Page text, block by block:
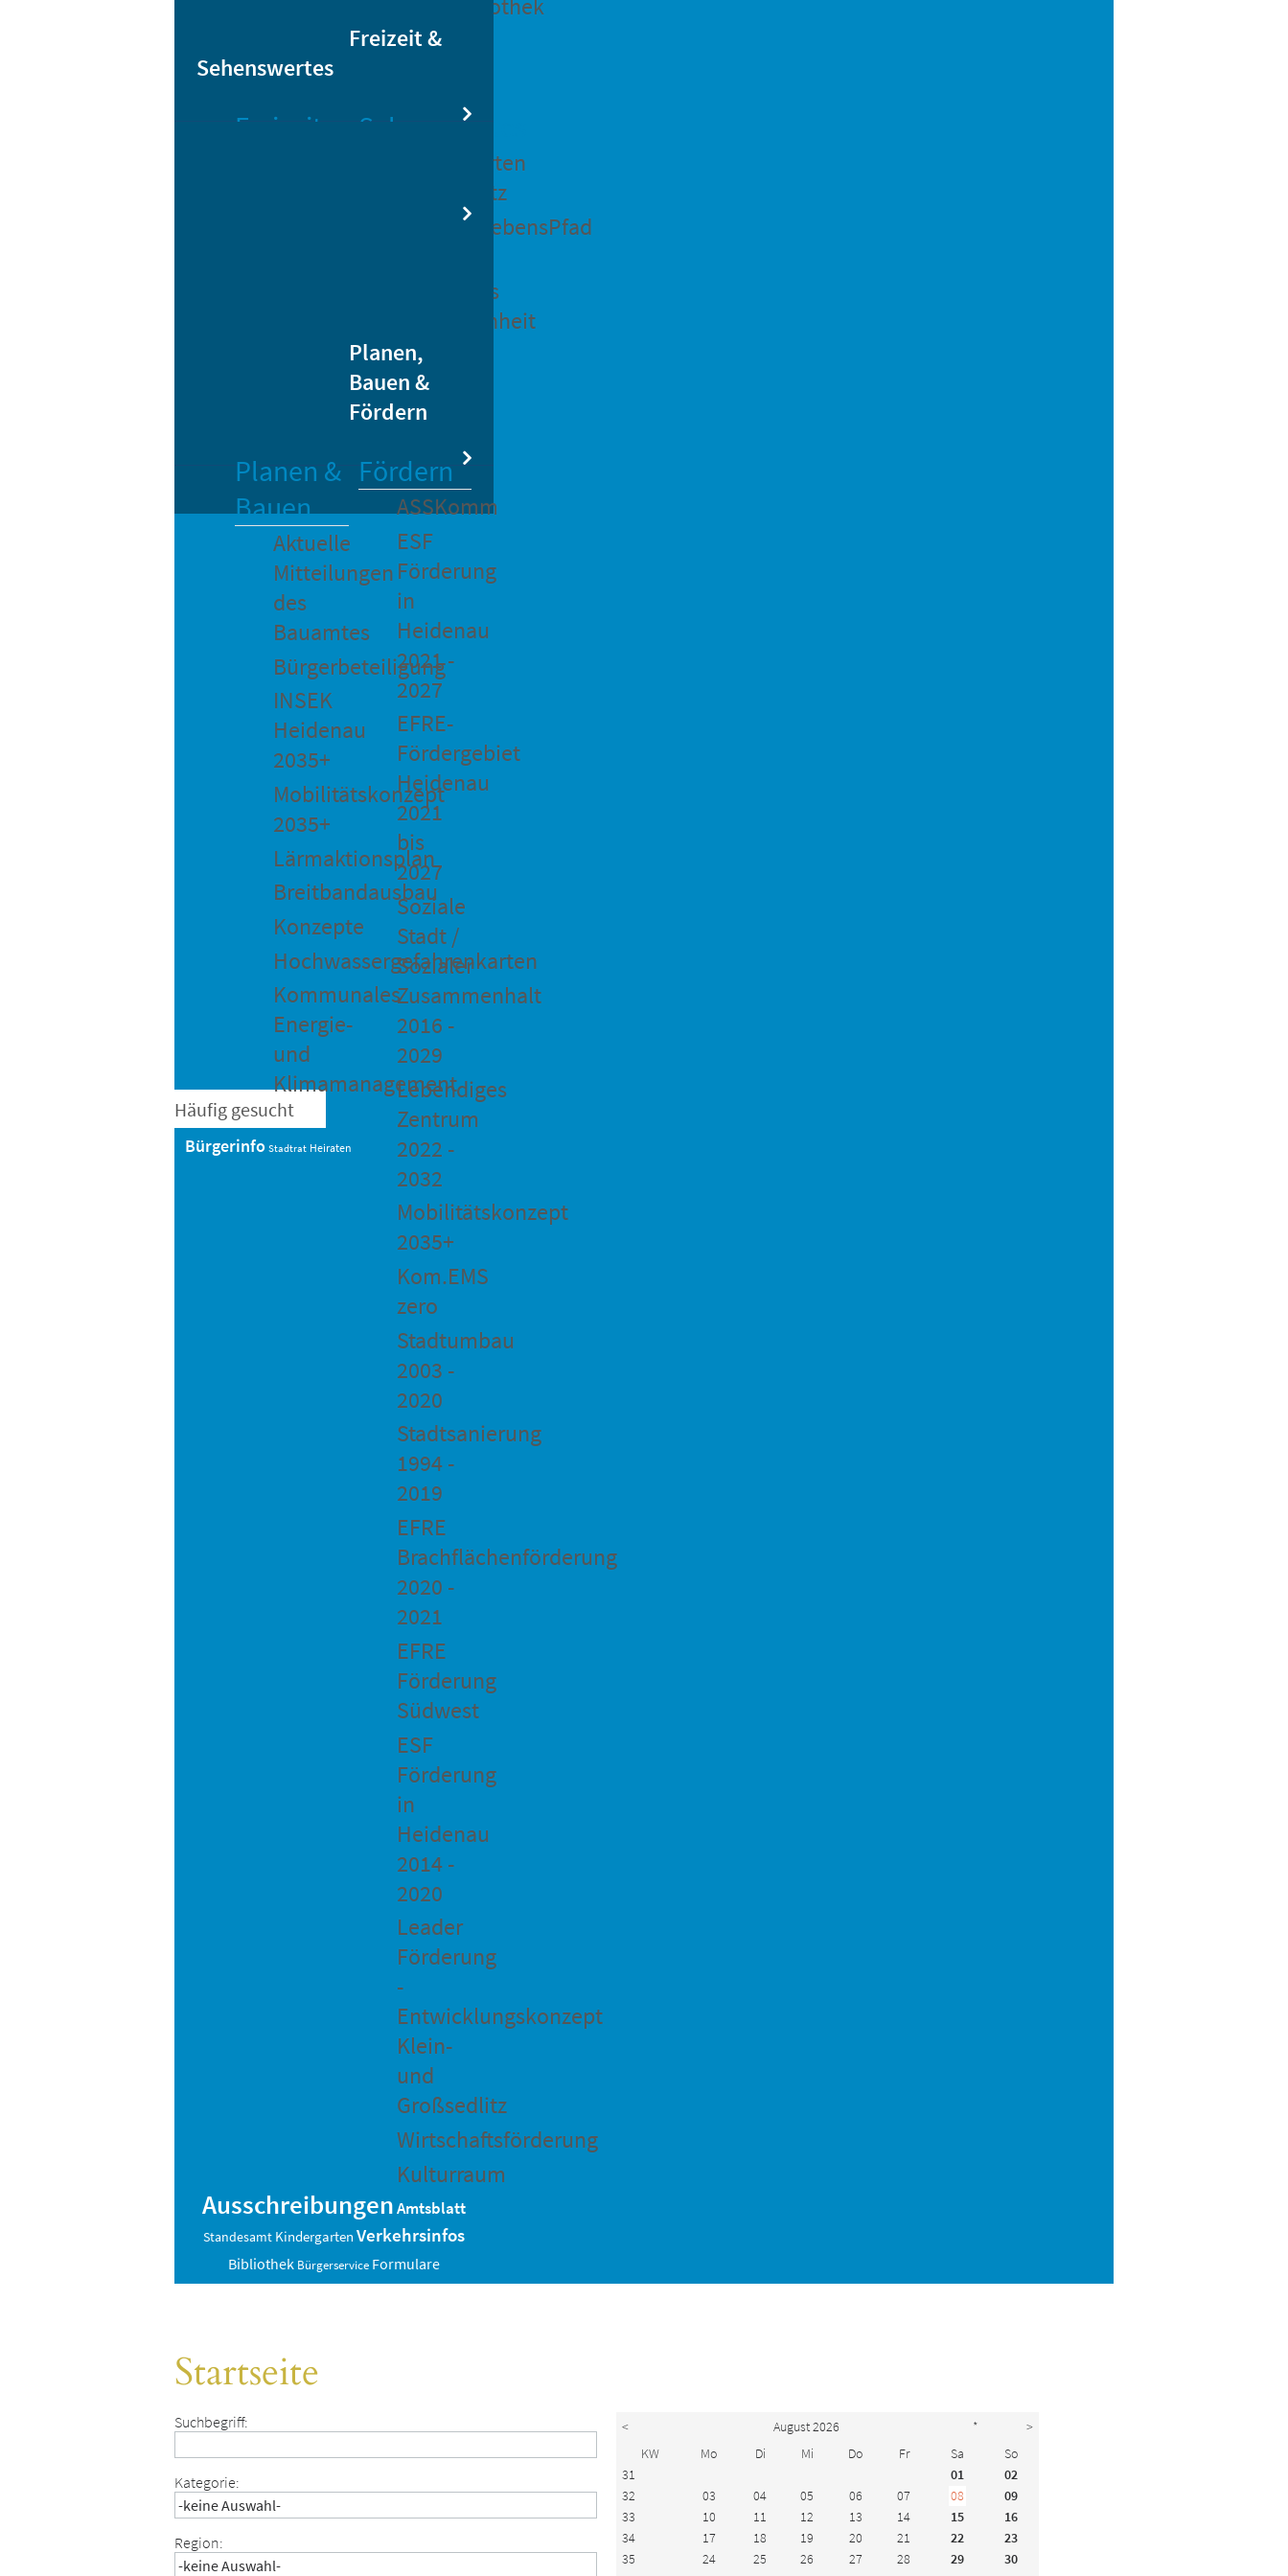
Bikesharing
Stadtbibliothek
Freizeit &
Sehenswertes
Freizeit
Heidenauer
Musiknacht
Sehenswertes
Barockgarten
Großsedlitz
MärchenLebensPfad
Heidenaus
Vergangenheit
Planen,
Bauen &
Fördern
Planen &
Bauen
Aktuelle
Mitteilungen
des
Bauamtes
Bürgerbeteiligung
INSEK
Heidenau
2035+
Mobilitätskonzept
2035+
Lärmaktionsplan
Breitbandausbau
Konzepte
Hochwassergefahrenkarten
Kommunales
Energie-
und
Klimamanagement
Fördern
ASSKomm
ESF
Förderung
in
Heidenau
2021 -
2027
EFRE-
Fördergebiet
Heidenau
2021
bis
2027
Soziale
Stadt /
Sozialer
Zusammenhalt
2016 -
2029
Lebendiges
Zentrum
2022 -
2032
Mobilitätskonzept
2035+
Kom.EMS
zero
Stadtumbau
2003 -
2020
Stadtsanierung
1994 -
2019
EFRE
Brachflächenförderung
2020 -
2021
EFRE
Förderung
Südwest
ESF
Förderung
in
Heidenau
2014 -
2020
Leader
Förderung
-
Entwicklungskonzept
Klein-
und
Großsedlitz
Wirtschaftsförderung
Kulturraum
Häufig gesucht
Bürgerinfo Stadtrat Heiraten
AusschreibungenAmtsblatt
Standesamt Kindergarten Verkehrsinfos
Bibliothek Bürgerservice Formulare
Startseite
Suchbegriff:
Kategorie:
Region:
< August 2026 *
>
KW
Mo Di Mi Do Fr Sa
So
31
01
02
32
03 04 05 06 07 08
09
33
10 11 12 13 14 15
16
34
17 18 19 20 21 22
23
35
24 25 26 27 28 29
30